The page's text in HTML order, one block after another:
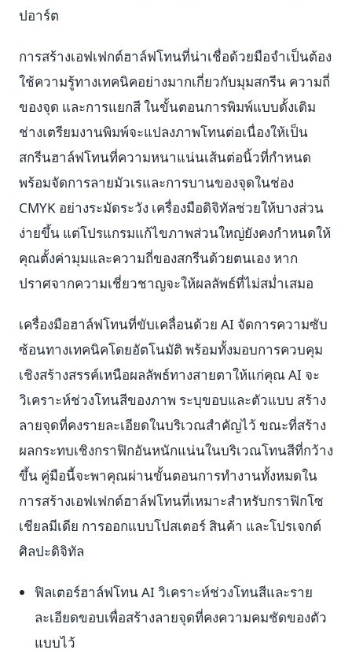
ปอาร์ต
การสร้างเอฟเฟกต์ฮาล์ฟโทนที่น่าเชื่อด้วยมือจำเป็นต้อง
ใช้ความรู้ทางเทคนิคอย่างมากเกี่ยวกับมุมสกรีน ความถี่
ของจุด และการแยกสี ในขั้นตอนการพิมพ์แบบดั้งเดิม
ช่างเตรียมงานพิมพ์จะแปลงภาพโทนต่อเนื่องให้เป็น
สกรีนฮาล์ฟโทนที่ความหนาแน่นเส้นต่อนิ้วที่กำหนด
พร้อมจัดการลายมัวเรและการบานของจุดในช่อง
CMYK อย่างระมัดระวัง เครื่องมือดิจิทัลช่วยให้บางส่วน
ง่ายขึ้น แต่โปรแกรมแก้ไขภาพส่วนใหญ่ยังคงกำหนดให้
คุณตั้งค่ามุมและความถี่ของสกรีนด้วยตนเอง หาก
ปราศจากความเชี่ยวชาญจะให้ผลลัพธ์ที่ไม่สม่ำเสมอ
เครื่องมือฮาล์ฟโทนที่ขับเคลื่อนด้วย AI จัดการความซับ
ซ้อนทางเทคนิคโดยอัตโนมัติ พร้อมทั้งมอบการควบคุม
เชิงสร้างสรรค์เหนือผลลัพธ์ทางสายตาให้แก่คุณ AI จะ
วิเคราะห์ช่วงโทนสีของภาพ ระบุขอบและตัวแบบ สร้าง
ลายจุดที่คงรายละเอียดในบริเวณสำคัญไว้ ขณะที่สร้าง
ผลกระทบเชิงกราฟิกอันหนักแน่นในบริเวณโทนสีที่กว้าง
ขึ้น คู่มือนี้จะพาคุณผ่านขั้นตอนการทำงานทั้งหมดใน
การสร้างเอฟเฟกต์ฮาล์ฟโทนที่เหมาะสำหรับกราฟิกโซ
เชียลมีเดีย การออกแบบโปสเตอร์ สินค้า และโปรเจกต์
ศิลปะดิจิทัล
ฟิลเตอร์ฮาล์ฟโทน AI วิเคราะห์ช่วงโทนสีและราย
ละเอียดขอบเพื่อสร้างลายจุดที่คงความคมชัดของตัว
แบบไว้